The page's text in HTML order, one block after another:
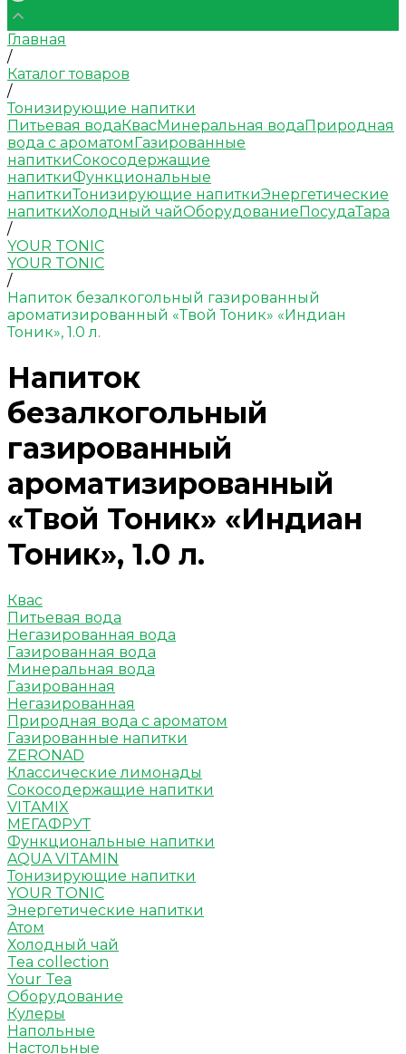
Главная
/
Каталог товаров
/
Тонизирующие напитки
Питьевая водаКвасМинеральная водаПриродная
вода с ароматомГазированные
напиткиСокосодержащие
напиткиФункциональные
напиткиТонизирующие напиткиЭнергетические
напиткиХолодный чайОборудованиеПосудаТара
/
YOUR TONIC
YOUR TONIC
/
Напиток безалкогольный газированный
ароматизированный «Твой Тоник» «Индиан
Тоник», 1.0 л.
Напиток
безалкогольный
газированный
ароматизированный
«Твой Тоник» «Индиан
Тоник», 1.0 л.
Квас
Питьевая вода
Негазированная вода
Газированная вода
Минеральная вода
Газированная
Негазированная
Природная вода с ароматом
Газированные напитки
ZERONAD
Классические лимонады
Сокосодержащие напитки
VITAMIX
МЕГАФРУТ
Функциональные напитки
AQUA VITAMIN
Тонизирующие напитки
YOUR TONIC
Энергетические напитки
Атом
Холодный чай
Tea collection
Your Tea
Оборудование
Кулеры
Напольные
Настольные